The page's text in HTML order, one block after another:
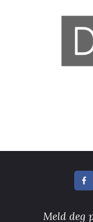
Meld deg